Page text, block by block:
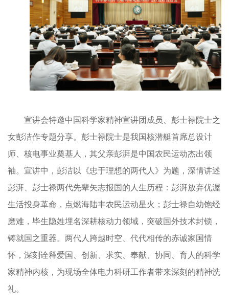
宣讲会特邀中国科学家精神宣讲团成员、彭士禄院士之
女彭洁作专题分享。彭士禄院士是我国核潜艇首席总设计
师、核电事业奠基人，其父亲彭湃是中国农民运动杰出领
袖。宣讲中，彭洁以《忠于理想的两代人》为题，深情讲述
彭湃、彭士禄两代先辈矢志报国的人生历程：彭湃放弃优渥
生活投身革命，点燃海陆丰农民运动星火；彭士禄自幼饱经
磨难，毕生隐姓埋名深耕核动力领域，突破国外技术封锁，
铸就国之重器。两代人跨越时空、代代相传的赤诚家国情
怀，深刻诠释爱国、创新、求实、奉献、协同、育人的科学
家精神内核，为现场全体电力科研工作者带来深刻的精神洗
礼。